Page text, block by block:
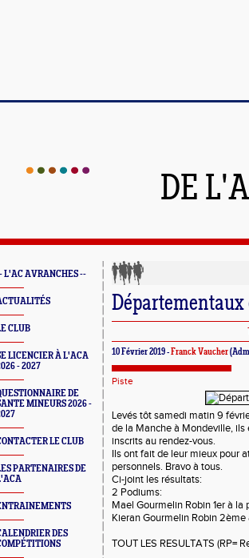
DE
L'AC AVRANCHES --
CLUB
LICENCIER À L'ACA
- 2027
DE
MINEURS 2026 -
LE CLUB
PARTENAIRES DE
DES
10 Février 2019 -Franck Vaucher
Piste
Levés tôt samedi matin 9
de la Manche à Mondeville, ils
inscrits au rendez-vous.
Ils ont fait de leur mieux pour
personnels. Bravo à tous.
Ci-joint les résultats:
2 Podiums:
Mael Gourmelin Robin 1er à la
Kieran Gourmelin Robin
TOUT LES RESULTATS (RP=